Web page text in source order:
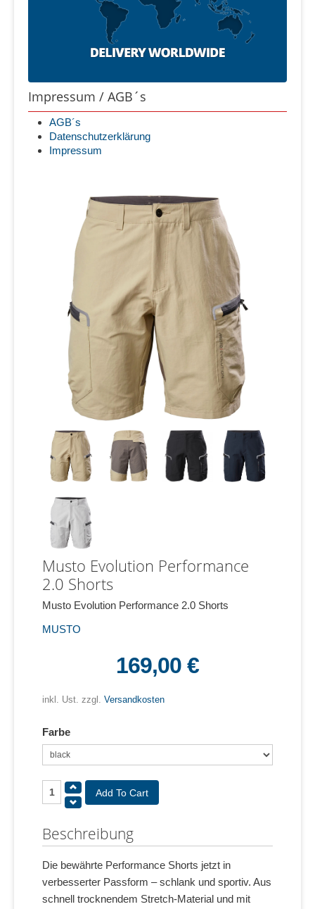
Impressum / AGB´s
AGB´s
Datenschutzerklärung
Impressum
Musto Evolution Performance
2.0 Shorts
Musto Evolution Performance 2.0 Shorts
MUSTO
169,00 €
inkl. Ust. zzgl. Versandkosten
Farbe
Beschreibung
Die bewährte Performance Shorts jetzt in
verbesserter Passform – schlank und sportiv. Aus
schnell trocknendem Stretch-Material und mit